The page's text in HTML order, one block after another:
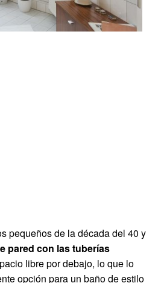
pequeños de la década del 40 y
pared con las tuberías
libre por debajo, lo que lo
opción para un baño de estilo